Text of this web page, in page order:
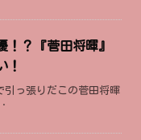
！？『菅田将暉』
！
引っ張りだこの菅田将暉